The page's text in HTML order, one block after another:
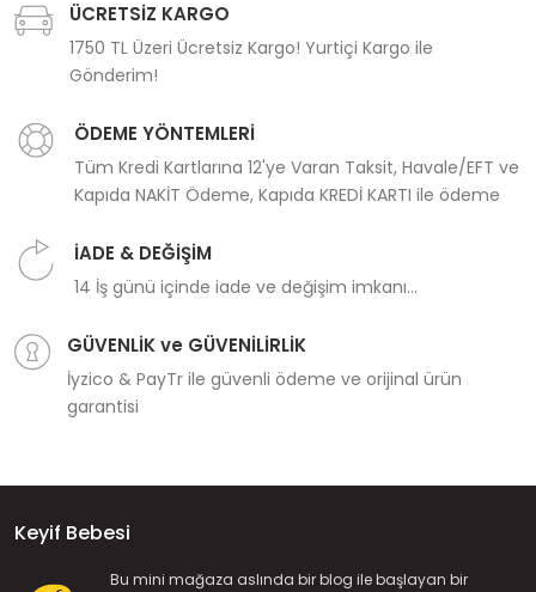
ÜCRETSİZ KARGO
1750 TL Üzeri Ücretsiz Kargo! Yurtiçi Kargo ile
Gönderim!
ÖDEME YÖNTEMLERİ
Tüm Kredi Kartlarına 12'ye Varan Taksit, Havale/EFT ve
Kapıda NAKİT Ödeme, Kapıda KREDİ KARTI ile ödeme
İADE & DEĞİŞİM
14 İş günü içinde iade ve değişim imkanı...
GÜVENLİK ve GÜVENİLİRLİK
İyzico & PayTr ile güvenli ödeme ve orijinal ürün
garantisi
Keyif Bebesi
Bu mini mağaza aslında bir blog ile başlayan bir